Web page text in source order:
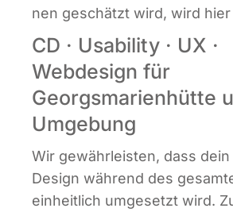
nen geschätzt wird, wird
CD · Usability · UX ·
Webdesign für
Georgsmarienhütte
Umgebung
Wir gewähr­leis­ten, dass
Design wäh­rend des
ein­heit­lich umge­setzt wird.